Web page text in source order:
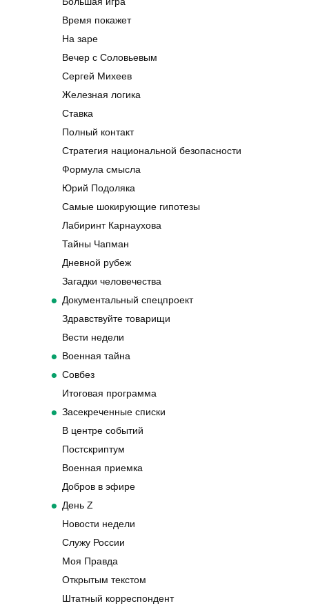
Время покажет
На заре
Вечер с Соловьевым
Сергей Михеев
Железная логика
Ставка
Полный контакт
Стратегия национальной безопасности
Формула смысла
Юрий Подоляка
Самые шокирующие гипотезы
Лабиринт Карнаухова
Тайны Чапман
Дневной рубеж
Загадки человечества
Документальный спецпроект
Здравствуйте товарищи
Вести недели
Военная тайна
Совбез
Итоговая программа
Засекреченные списки
В центре событий
Постскриптум
Военная приемка
Добров в эфире
День Z
Новости недели
Служу России
Моя Правда
Открытым текстом
Штатный корреспондент